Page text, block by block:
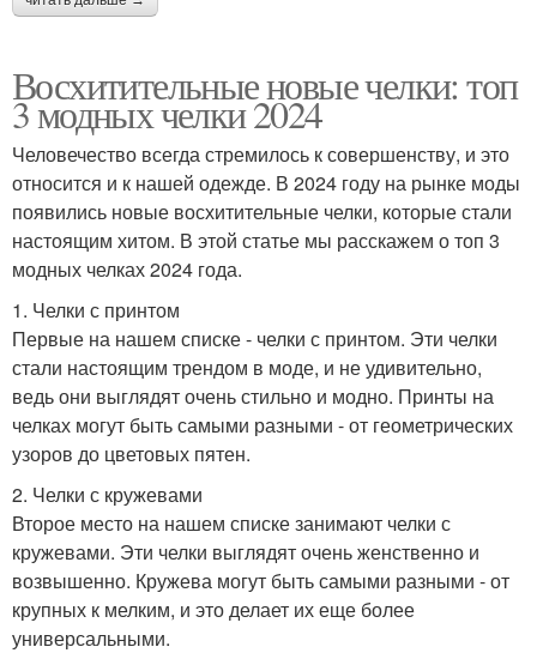
Восхитительные новые челки: топ
3 модных челки 2024
Человечество всегда стремилось к совершенству, и это
относится и к нашей одежде. В 2024 году на рынке моды
появились новые восхитительные челки, которые стали
настоящим хитом. В этой статье мы расскажем о топ 3
модных челках 2024 года.
1. Челки с принтом
Первые на нашем списке - челки с принтом. Эти челки
стали настоящим трендом в моде, и не удивительно,
ведь они выглядят очень стильно и модно. Принты на
челках могут быть самыми разными - от геометрических
узоров до цветовых пятен.
2. Челки с кружевами
Второе место на нашем списке занимают челки с
кружевами. Эти челки выглядят очень женственно и
возвышенно. Кружева могут быть самыми разными - от
крупных к мелким, и это делает их еще более
универсальными.